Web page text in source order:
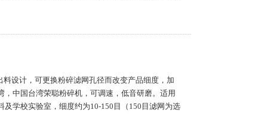
料设计，可更换粉碎滤网孔径而改变产品细度，加
中国台湾荣聪粉碎机，可调速，低音研磨。适用
学校实验室，细度约为10-150目（150目滤网为选